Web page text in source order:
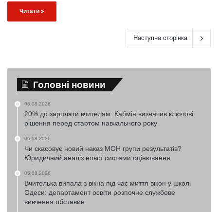
Читати »
Наступна сторінка
Головні новини
06.08.2026
20% до зарплати вчителям: Кабмін визначив ключові
рішення перед стартом навчального року
06.08.2026
Чи скасовує новий наказ МОН групи результатів?
Юридичний аналіз нової системи оцінювання
05.08.2026
Вчителька випала з вікна під час миття вікон у школі
Одеси: департамент освіти розпочне службове
вивчення обставин